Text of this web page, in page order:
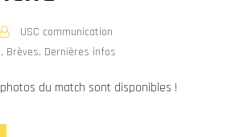
USC communication
, Brèves, Dernières infos
du match sont disponibles !